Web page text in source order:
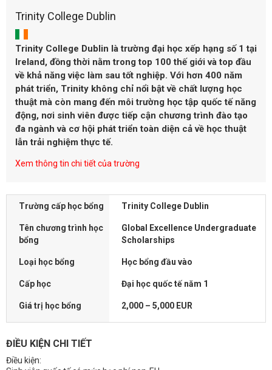
Trinity College Dublin
Trinity College Dublin là trường đại học xếp hạng số 1 tại
Ireland, đồng thời nằm trong top 100 thế giới và top đầu
về khả năng việc làm sau tốt nghiệp. Với hơn 400 năm
phát triển, Trinity không chỉ nổi bật về chất lượng học
thuật mà còn mang đến môi trường học tập quốc tế năng
động, nơi sinh viên được tiếp cận chương trình đào tạo
đa ngành và cơ hội phát triển toàn diện cả về học thuật
lẫn trải nghiệm thực tế.
Xem thông tin chi tiết của trường
Trường cấp học bổng Trinity College Dublin
Tên chương trình học
bổng
Global Excellence Undergraduate
Scholarships
Loại học bổng Học bổng đầu vào
Cấp học Đại học quốc tế năm 1
Giá trị học bổng 2,000 – 5,000 EUR
ĐIỀU KIỆN CHI TIẾT
Điều kiện: